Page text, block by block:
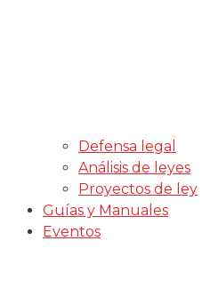
Defensa legal
Análisis de leyes
Proyectos de ley
Guías y Manuales
Eventos